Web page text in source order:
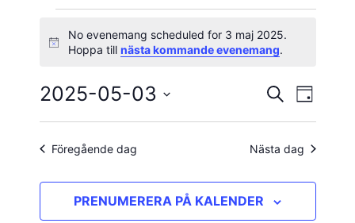
Evenemang
3
maj
2025
Notis
No evenemang scheduled for 3 maj 2025.
Hoppa till nästa kommande evenemang.
Search
and
Views
SÖK DAG
2025-05-03
Välj
Föregående dag Nästa dag
PRENUMERERA PÅ KALENDER